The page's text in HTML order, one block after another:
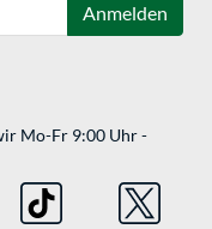
Anmelden
Mo-Fr 9:00 Uhr -